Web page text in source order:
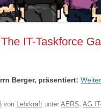
IT-Taskforce
Berger, präsentiert:
von Lehrkraft unter AERS, AG